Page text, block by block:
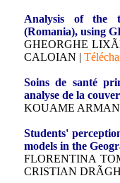
Analysis of the
(Romania), using
GHEORGHE
CALOIAN |
Soins de santé
analyse de la
KOUAME
Students'
models in the
FLORENTINA
CRISTIAN